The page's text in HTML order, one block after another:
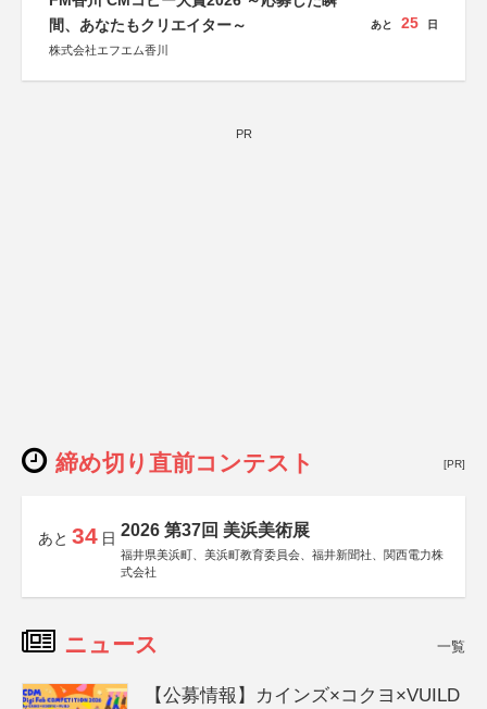
間、あなたもクリエイター～
株式会社エフエム香川
あと 25 日
PR
締め切り直前コンテスト [PR]
あと 34 日 2026 第37回 美浜美術展
福井県美浜町、美浜町教育委員会、福井新聞社、関西電力株
式会社
ニュース 一覧
【公募情報】カインズ×コクヨ×VUILD